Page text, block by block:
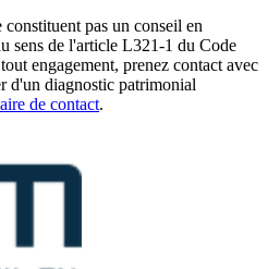
pas un conseil en
sens de l'article L321-1 du Code
engagement, prenez contact avec
d'un diagnostic patrimonial
de contact.